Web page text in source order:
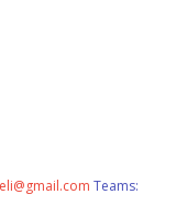
Teams: